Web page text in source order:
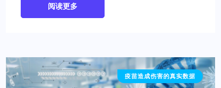
阅读更多
疫苗造成伤害的真实数据